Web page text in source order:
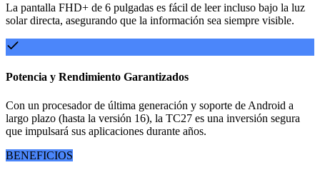
La pantalla FHD+ de 6 pulgadas es fácil de leer incluso bajo la luz
solar directa, asegurando que la información sea siempre visible.
Potencia y Rendimiento Garantizados
Con un procesador de última generación y soporte de Android a
largo plazo (hasta la versión 16), la TC27 es una inversión segura
que impulsará sus aplicaciones durante años.
BENEFICIOS